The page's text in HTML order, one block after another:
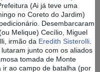
(Ai já teve uma
no Coreto do Jardim)
Desembarcaram
Melique) Cecílio, Miguel
irmão da Eredith Sisterolli.
junto com os aliados
tomada de Monte
ir ao campo de batalha (por